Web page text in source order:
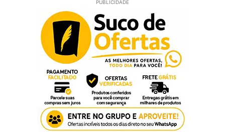
PUBLICIDADE